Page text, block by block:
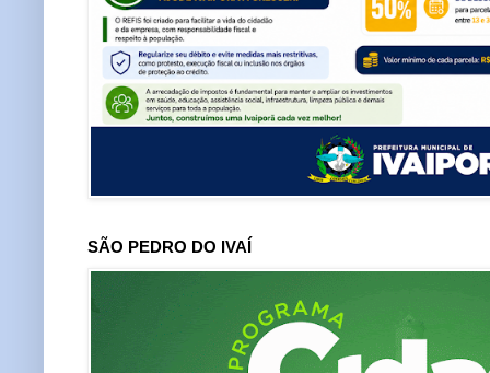
SÃO PEDRO DO IVAÍ